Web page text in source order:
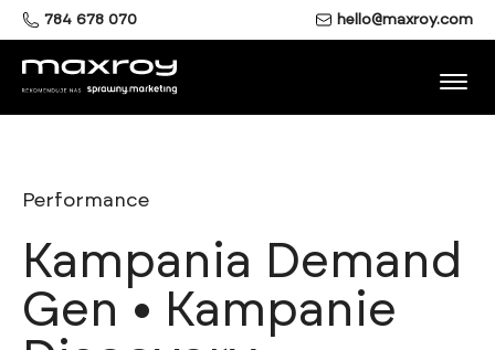
784 678 070 hello@maxroy.com
Performance
Kampania Demand
Gen • Kampanie